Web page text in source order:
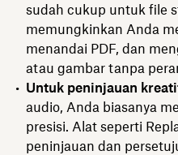
sudah cukup untuk file
memungkinkan Anda
menandai PDF, dan
atau gambar tanpa
Untuk peninjauan
audio, Anda biasanya
presisi. Alat seperti
peninjauan dan